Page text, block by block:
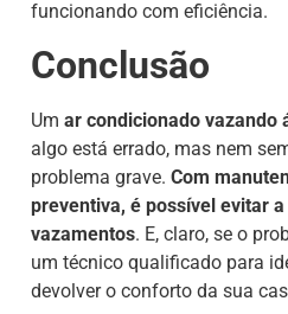
funcionando com eficiência.
Conclusão
Um ar condicionado vazando
algo está errado, mas nem
problema grave. Com
preventiva, é possível evitar
vazamentos. E, claro, se o
um técnico qualificado para
devolver o conforto da sua